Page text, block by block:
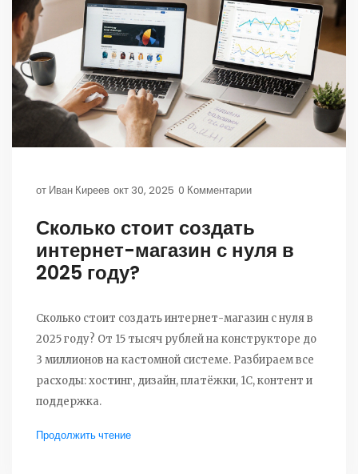
от Иван Киреев окт 30, 2025 0 Комментарии
Сколько стоит создать
интернет-магазин с нуля в
2025 году?
Сколько стоит создать интернет-магазин с нуля в
2025 году? От 15 тысяч рублей на конструкторе до
3 миллионов на кастомной системе. Разбираем все
расходы: хостинг, дизайн, платёжки, 1С, контент и
поддержка.
Продолжить чтение